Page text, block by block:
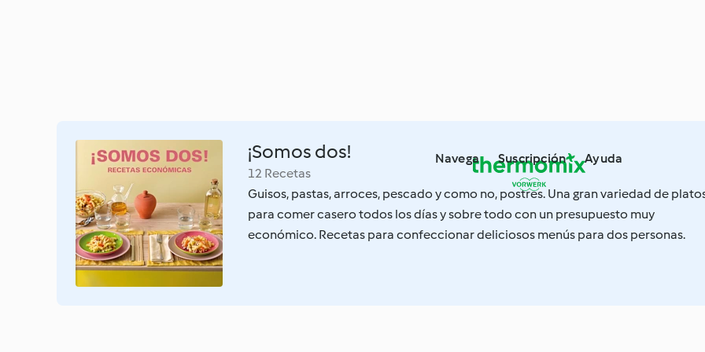
Navega Suscripción Ayuda
¡Somos dos!
12 Recetas
Guisos, pastas, arroces, pescado y como no, postres. Una gran variedad de
para comer casero todos los días y sobre todo con un presupuesto muy
económico. Recetas para confeccionar deliciosos menús para dos personas.